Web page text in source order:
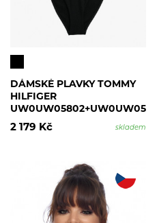
DÁMSKÉ PLAVKY TOMMY
HILFIGER
UW0UW05802+UW0UW05825
2 179 Kč
skladem